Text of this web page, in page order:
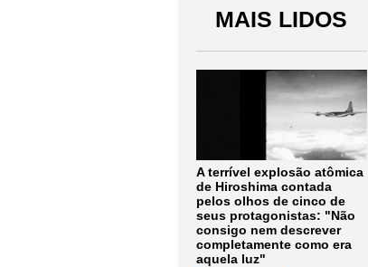
MAIS LIDOS
A terrível explosão atômica
de Hiroshima contada
pelos olhos de cinco de
seus protagonistas: "Não
consigo nem descrever
completamente como era
aquela luz"